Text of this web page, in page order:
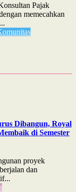
Pajak
memecahkan
Dibangun, Royal
di Semester
proyek
dan